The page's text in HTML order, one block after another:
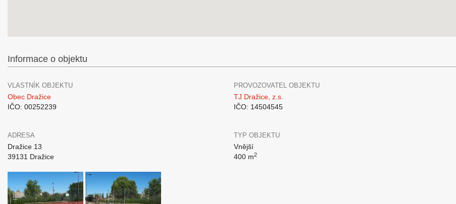
Informace o objektu
VLASTNÍK OBJEKTU
Obec Dražice
IČO: 00252239
PROVOZOVATEL OBJEKTU
TJ Dražice, z.s.
IČO: 14504545
ADRESA
Dražice 13
39131 Dražice
TYP OBJEKTU
Vnější
400 m2